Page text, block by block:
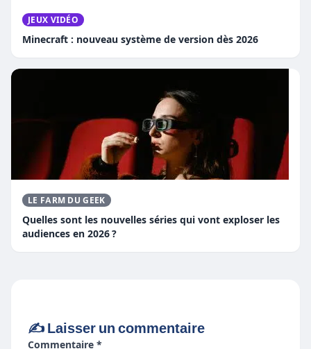
JEUX VIDÉO
Minecraft : nouveau système de version dès 2026
LE FARM DU GEEK
Quelles sont les nouvelles séries qui vont exploser les
audiences en 2026 ?
✍️ Laisser un commentaire
Commentaire *